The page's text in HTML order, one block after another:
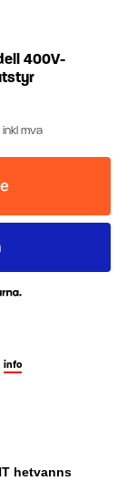
400V-
inkl mva
info
hetvanns